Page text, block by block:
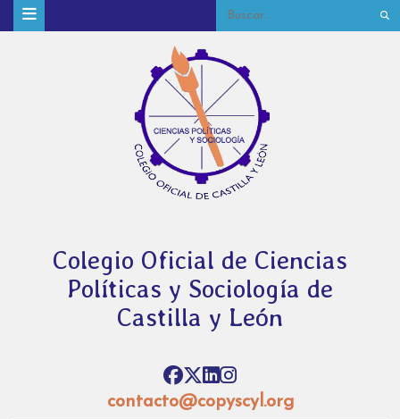
Colegio Oficial de Ciencias
Políticas y Sociología de
Castilla y León
contacto@copyscyl.org